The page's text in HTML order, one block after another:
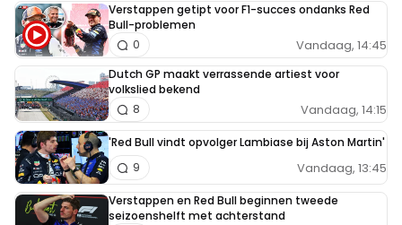
Verstappen getipt voor F1-succes ondanks Red
Bull-problemen
Vandaag, 14:45
0
Dutch GP maakt verrassende artiest voor
volkslied bekend
Vandaag, 14:15
8
'Red Bull vindt opvolger Lambiase bij Aston Martin'
Vandaag, 13:45
9
Verstappen en Red Bull beginnen tweede
seizoenshelft met achterstand